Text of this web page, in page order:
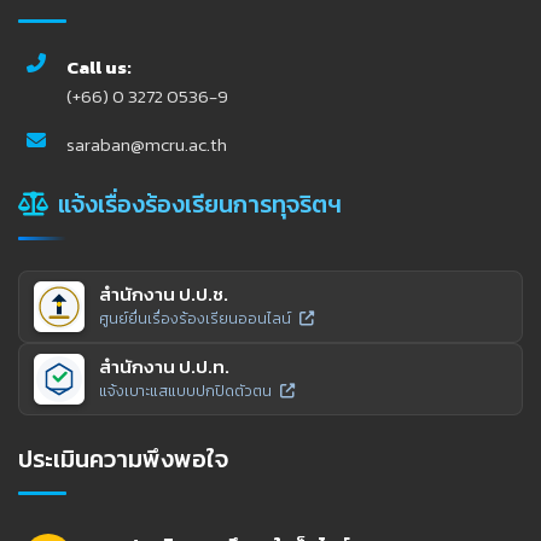
Call us:
(+66) 0 3272 0536-9
saraban@mcru.ac.th
แจ้งเรื่องร้องเรียนการทุจริตฯ
สำนักงาน ป.ป.ช.
ศูนย์ยื่นเรื่องร้องเรียนออนไลน์
สำนักงาน ป.ป.ท.
แจ้งเบาะแสแบบปกปิดตัวตน
ประเมินความพึงพอใจ